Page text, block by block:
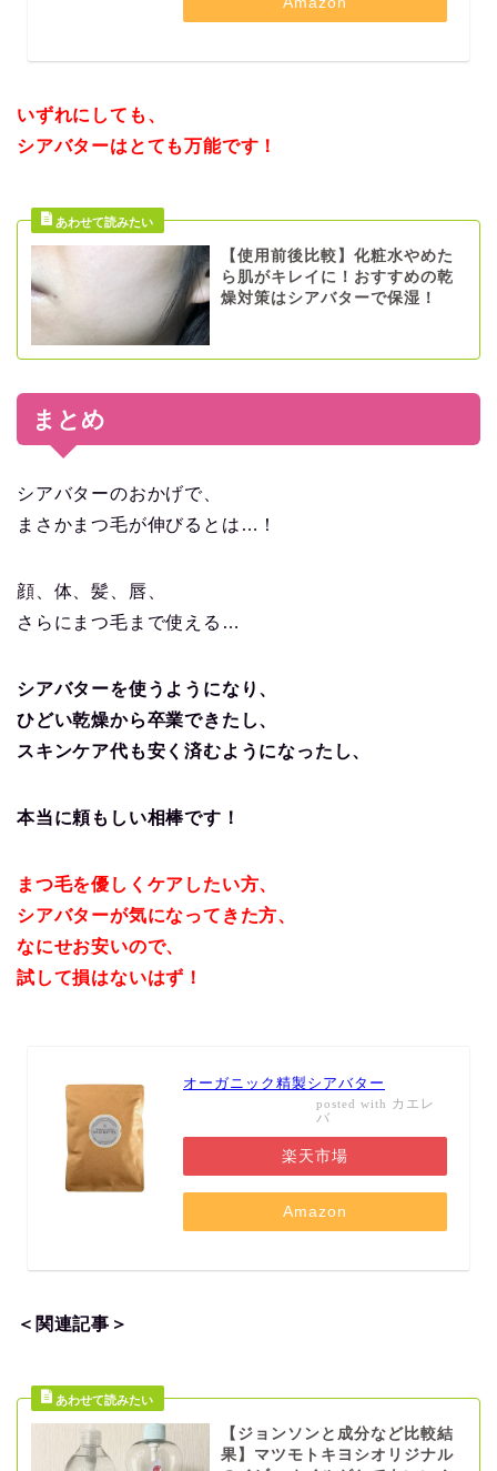
いずれにしても、
シアバターはとても万能です！
【使用前後比較】化粧水やめた
ら肌がキレイに！おすすめの乾
燥対策はシアバターで保湿！
まとめ
シアバターのおかげで、
まさかまつ毛が伸びるとは…！
顔、体、髪、唇、
さらにまつ毛まで使える…
シアバターを使うようになり、
ひどい乾燥から卒業できたし、
スキンケア代も安く済むようになったし、
本当に頼もしい相棒です！
まつ毛を優しくケアしたい方、
シアバターが気になってきた方、
なにせお安いので、
試して損はないはず！
オーガニック精製シアバター
posted with カエレ
バ
楽天市場
Amazon
＜関連記事＞
【ジョンソンと成分など比較結
果】マツモトキヨシオリジナル